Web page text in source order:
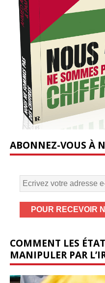
ABONNEZ-VOUS À
COMMENT LES
MANIPULER PAR